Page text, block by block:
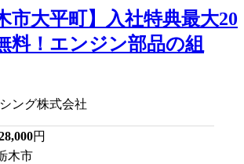
市大平町】入社特典最大20
料！エンジン部品の組
ング株式会社
円
木市